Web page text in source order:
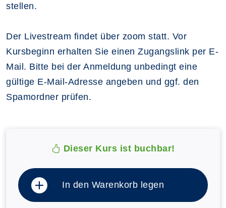
stellen.
Der Livestream findet über zoom statt. Vor
Kursbeginn erhalten Sie einen Zugangslink per E-
Mail. Bitte bei der Anmeldung unbedingt eine
gültige E-Mail-Adresse angeben und ggf. den
Spamordner prüfen.
Dieser Kurs ist buchbar!
In den Warenkorb legen